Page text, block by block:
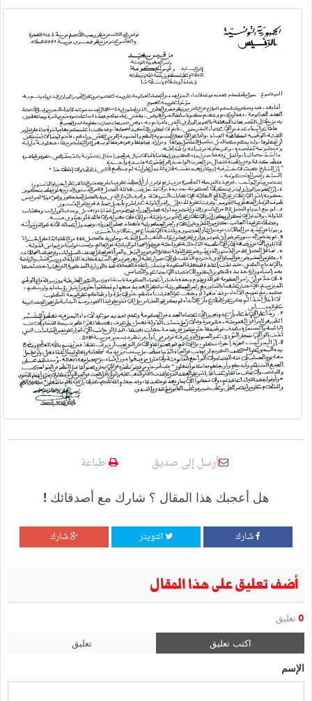
أرسل إلى صديق طباعة
هل أعجبك هذا المقال ؟ شارك مع أصدقائك !
شارك التويتر شارك
أضف تعليق على هذا المقال
0 تعليق
اكتب تعليق تعليق
الإسم